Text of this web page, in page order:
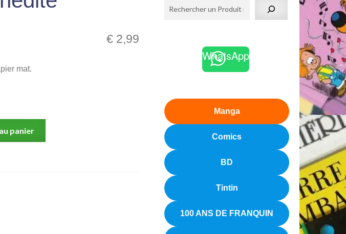
€ 2,99
mat.
panier
WhatsApp
Manga
Comics
BD
Tintin
100 ANS DE FRANQUIN